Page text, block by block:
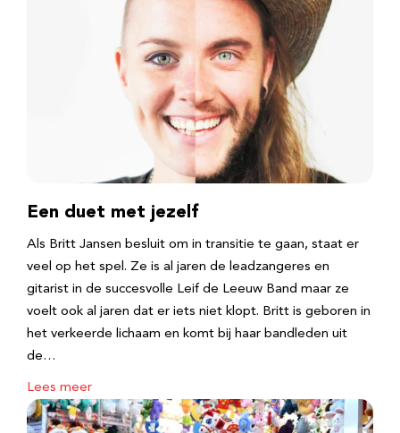
Een duet met jezelf
Als Britt Jansen besluit om in transitie te gaan, staat er
veel op het spel. Ze is al jaren de leadzangeres en
gitarist in de succesvolle Leif de Leeuw Band maar ze
voelt ook al jaren dat er iets niet klopt. Britt is geboren in
het verkeerde lichaam en komt bij haar bandleden uit
de…
Lees meer